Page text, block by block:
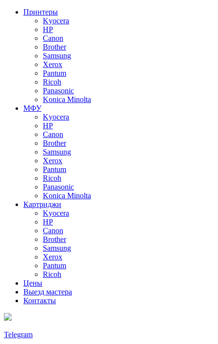
Принтеры
Kyocera
HP
Canon
Brother
Samsung
Xerox
Pantum
Ricoh
Panasonic
Konica Minolta
МФУ
Kyocera
HP
Canon
Brother
Samsung
Xerox
Pantum
Ricoh
Panasonic
Konica Minolta
Картриджи
Kyocera
HP
Canon
Brother
Samsung
Xerox
Pantum
Ricoh
Цены
Выезд мастера
Контакты
Telegram